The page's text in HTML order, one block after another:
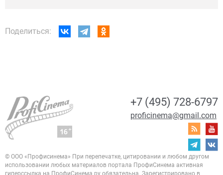
Поделиться:
+7 (495) 728-6797
proficinema@gmail.com
© ООО «Профисинема» При перепечатке, цитировании и любом другом
использовании любых материалов портала ПрофиСинема активная